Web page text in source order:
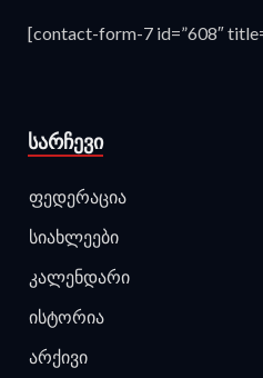
[contact-form-7 id=”608″
ᲡᲐᲠᲩᲔᲕᲘ
ფედერაცია
სიახლეები
კალენდარი
ისტორია
არქივი